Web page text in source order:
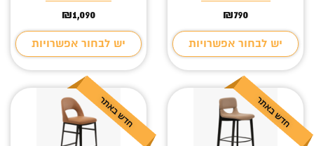
₪790
יש לבחור אפשרויות
₪1,090
יש לבחור אפשרויות